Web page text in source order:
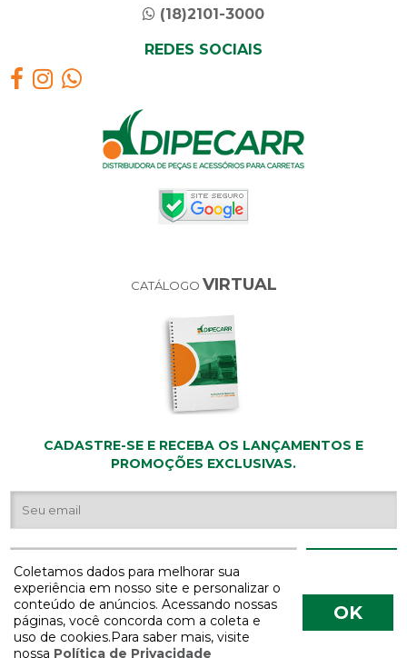
(18)2101-3000
REDES SOCIAIS
CATÁLOGO VIRTUAL
CADASTRE-SE E RECEBA OS LANÇAMENTOS E
PROMOÇÕES EXCLUSIVAS.
Coletamos dados para melhorar sua
experiência em nosso site e personalizar o
conteúdo de anúncios. Acessando nossas
páginas, você concorda com a coleta e
uso de cookies.Para saber mais, visite
nossa Política de Privacidade
OK